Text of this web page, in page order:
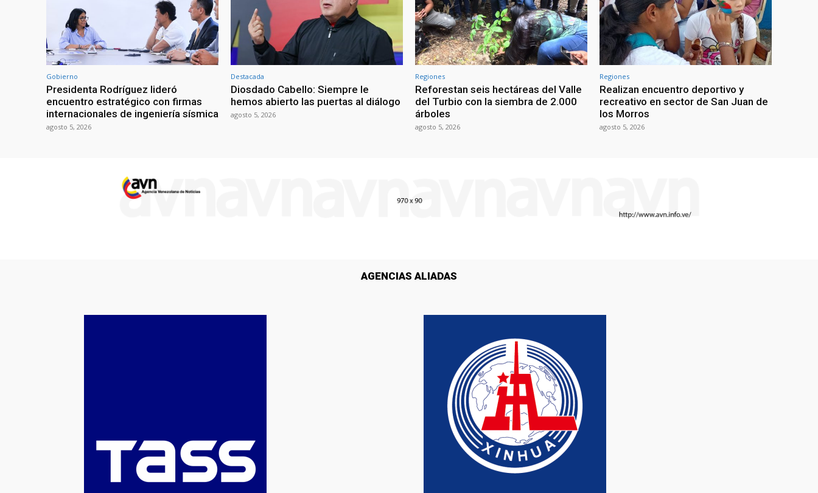
Gobierno
Presidenta Rodríguez lideró
encuentro estratégico con firmas
internacionales de ingeniería sísmica
agosto 5, 2026
Destacada
Diosdado Cabello: Siempre le
hemos abierto las puertas al diálogo
agosto 5, 2026
Regiones
Reforestan seis hectáreas del Valle
del Turbio con la siembra de 2.000
árboles
agosto 5, 2026
Regiones
Realizan encuentro deportivo y
recreativo en sector de San Juan de
los Morros
agosto 5, 2026
AGENCIAS ALIADAS